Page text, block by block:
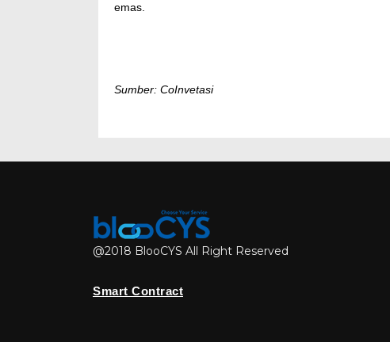
emas.
Sumber: CoInvetasi
@2018 BlooCYS All Right Reserved
Smart Contract